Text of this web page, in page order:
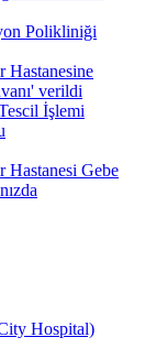
Polikliniği
Hastanesine
verildi
İşlemi
Hastanesi Gebe
Hospital)